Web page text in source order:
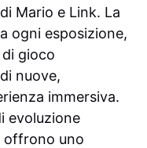
Mario e Link. La
ogni esposizione,
gioco
nuove,
immersiva.
evoluzione
offrono uno